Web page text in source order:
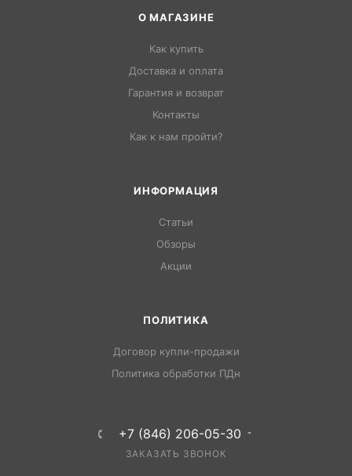
О МАГАЗИНЕ
Как купить
Доставка и оплата
Гарантия и возврат
Контакты
Как к нам пройти?
ИНФОРМАЦИЯ
Статьи
Обзоры
Акции
ПОЛИТИКА
Договор купли-продажи
Политика обработки ПДн
+7 (846) 206-05-30
ЗАКАЗАТЬ ЗВОНОК